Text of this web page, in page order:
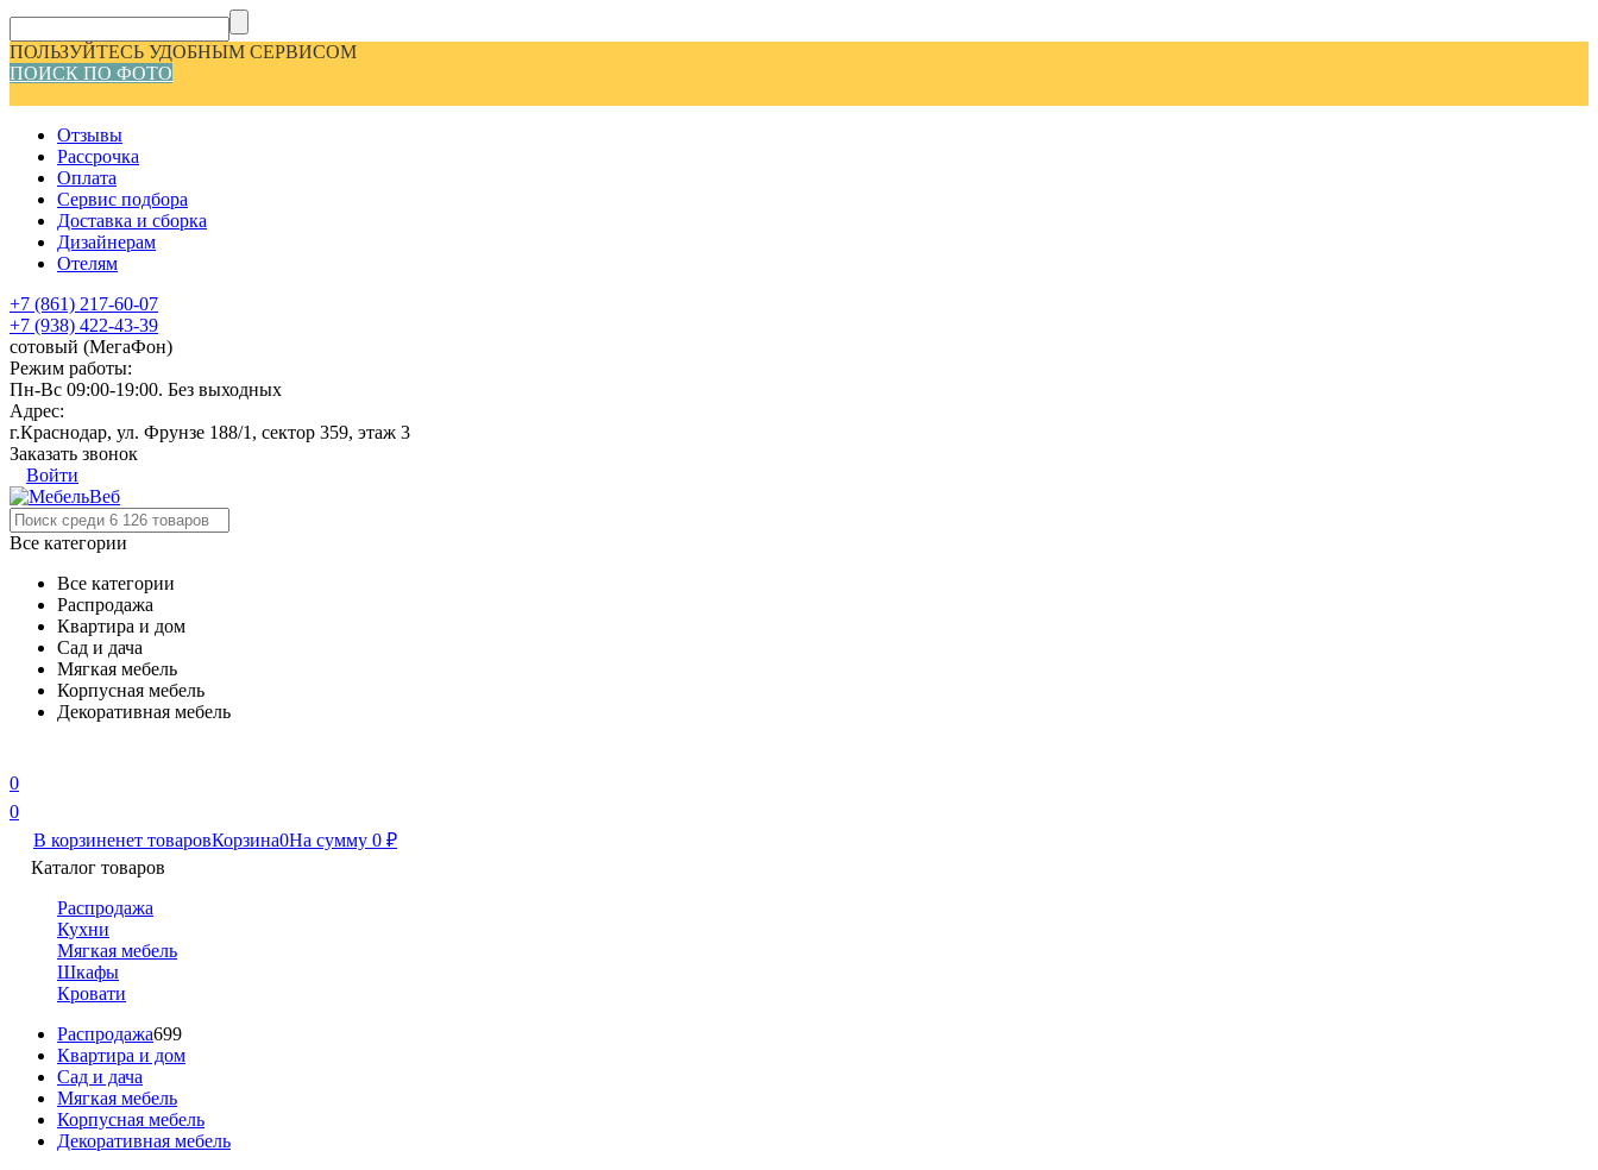
ПОЛЬЗУЙТЕСЬ УДОБНЫМ СЕРВИСОМ
ПОИСК ПО ФОТО
Отзывы
Рассрочка
Оплата
Сервис подбора
Доставка и сборка
Дизайнерам
Отелям
+7 (861) 217-60-07
+7 (938) 422-43-39
сотовый (МегаФон)
Режим работы:
Пн-Вс 09:00-19:00. Без выходных
Адрес:
г.Краснодар, ул. Фрунзе 188/1, сектор 359, этаж 3
Заказать звонок
Войти
Все категории
Все категории
Распродажа
Квартира и дом
Сад и дача
Мягкая мебель
Корпусная мебель
Декоративная мебель
0
0
В корзиненет товаровКорзина0На сумму 0 ₽
Каталог товаров
Распродажа
Кухни
Мягкая мебель
Шкафы
Кровати
Распродажа699
Квартира и дом
Сад и дача
Мягкая мебель
Корпусная мебель
Декоративная мебель